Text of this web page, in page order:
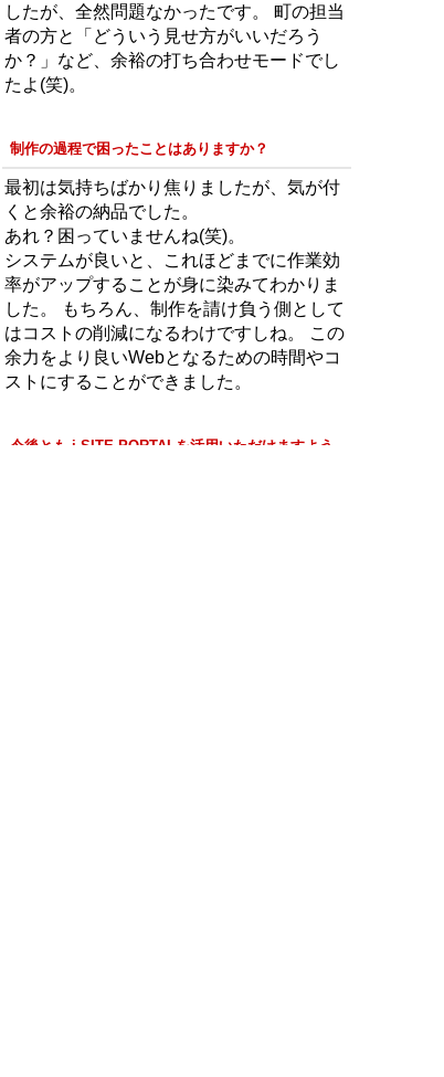
したが、全然問題なかったです。 町の担当
者の方と「どういう見せ方がいいだろう
か？」など、余裕の打ち合わせモードでし
たよ(笑)。
制作の過程で困ったことはありますか？
最初は気持ちばかり焦りましたが、気が付
くと余裕の納品でした。
あれ？困っていませんね(笑)。
システムが良いと、これほどまでに作業効
率がアップすることが身に染みてわかりま
した。 もちろん、制作を請け負う側として
はコストの削減になるわけですしね。 この
余力をより良いWebとなるための時間やコ
ストにすることができました。
今後とも i-SITE PORTALを活用いただけますよう